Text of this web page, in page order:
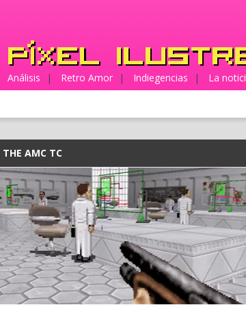
Análisis | Retro Amor | Indiegencias | La
THE AMC TC